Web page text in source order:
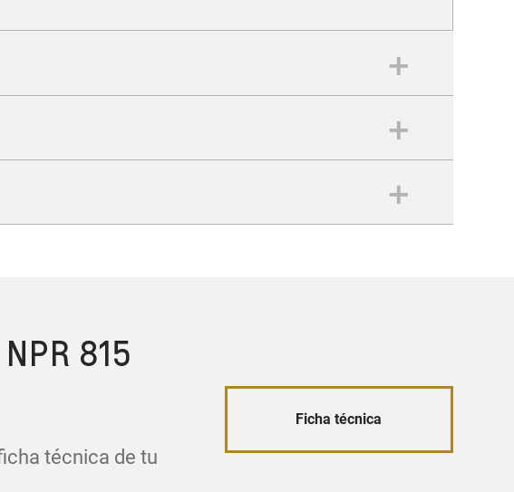
815
técnica de tu
Ficha técnica